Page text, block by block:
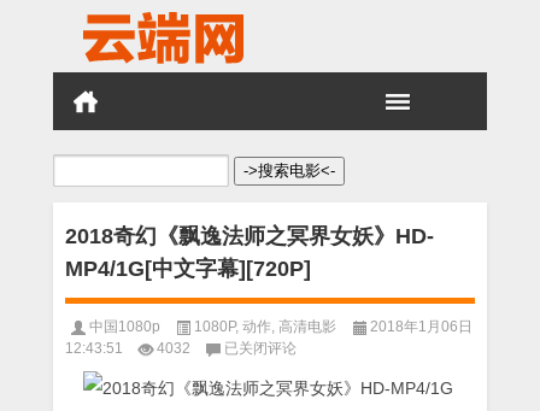
搜
2018奇幻《飘逸法师之冥界女妖》HD-
MP4/1G[中文字幕][720P]
中国1080p 1080P, 动作 高清电影
2018年1月06日
12:43:51
4032
2018
幻
已关闭评论